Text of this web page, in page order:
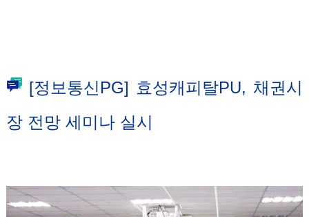
[정보통신PG] 효성캐피탈PU, 채권시
장 전망 세미나 실시